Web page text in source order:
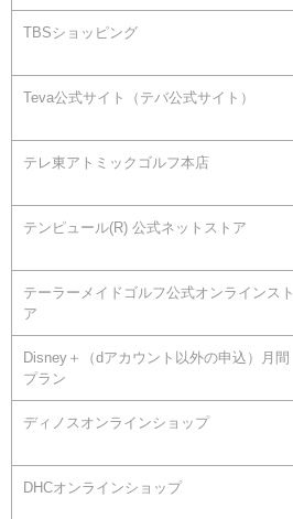
TBSショッピング
Teva公式サイト（テバ公式サイト）
テレ東アトミックゴルフ本店
テンピュール(R) 公式ネットストア
テーラーメイドゴルフ公式オンラインスト
ア
Disney＋（dアカウント以外の申込）月間
プラン
ディノスオンラインショップ
DHCオンラインショップ